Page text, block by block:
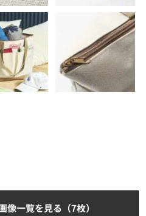
像一覧を見る（7枚）